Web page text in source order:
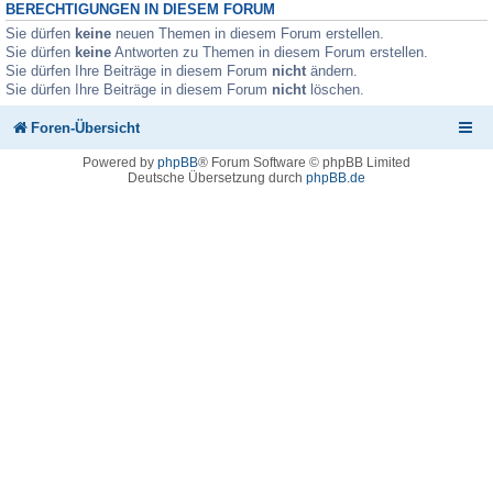
BERECHTIGUNGEN IN DIESEM FORUM
Sie dürfen keine neuen Themen in diesem Forum erstellen.
Sie dürfen keine Antworten zu Themen in diesem Forum erstellen.
Sie dürfen Ihre Beiträge in diesem Forum nicht ändern.
Sie dürfen Ihre Beiträge in diesem Forum nicht löschen.
Foren-Übersicht
Powered by phpBB® Forum Software © phpBB Limited
Deutsche Übersetzung durch phpBB.de